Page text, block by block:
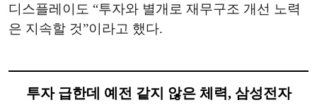
디스플레이도 “투자와 별개로 재무구조 개선 노력
은 지속할 것”이라고 했다.
투자 급한데 예전 같지 않은 체력, 삼성전자